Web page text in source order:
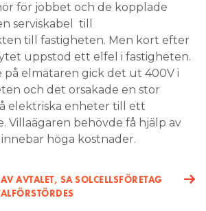
för jobbet och de kopplade
serviskabel till
till fastigheten. Men kort efter
uppstod ett elfel i fastigheten.
på elmätaren gick det ut 400V i
och det orsakade en stor
elektriska enheter till ett
Villaägaren behövde få hjälp av
höga kostnader.
AVTALET, SA SOLCELLSFÖRETAG